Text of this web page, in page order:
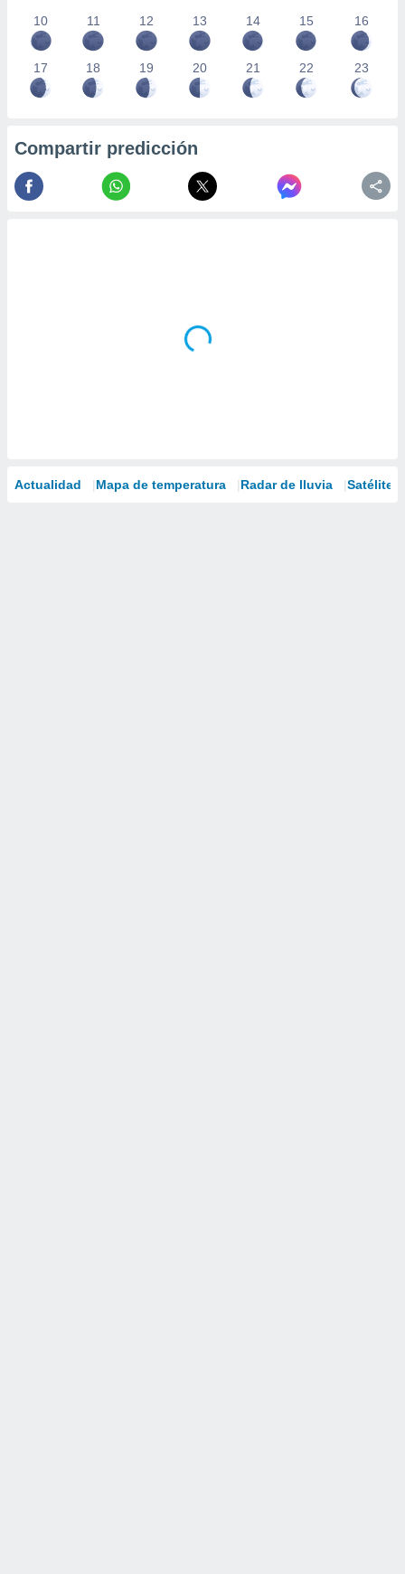
10
11 12 13 14 15 16
17 18 19 20 21 22 23
Compartir predicción
Actualidad Mapa de temperatura Radar de lluvia Satélites